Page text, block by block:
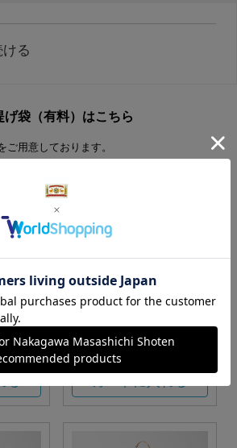
げ袋（有料）はこちら
ご用意しております。
店に
Sサイズ